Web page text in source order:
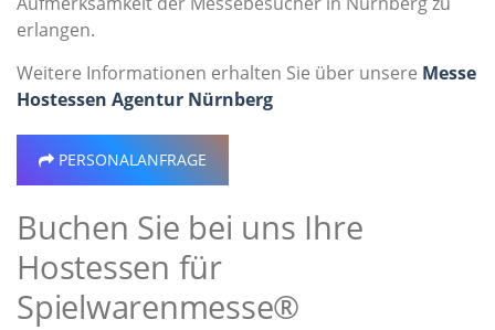
erlangen.
Weitere Informationen erhalten Sie über unsere Messe
Hostessen Agentur Nürnberg
PERSONALANFRAGE
Buchen Sie bei uns Ihre
Hostessen für
Spielwarenmesse®